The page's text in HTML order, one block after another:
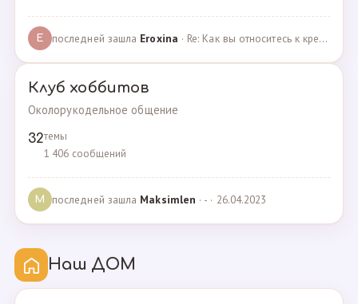
E последней зашла Eroxina · Re: Как вы относитесь к кредитам? · 06.04.2025
Клуб хоббитов
Околорукодельное общение
32темы
1 406 сообщений
M последней зашла Maksimlen · - · 26.04.2023
Наш ДОМ